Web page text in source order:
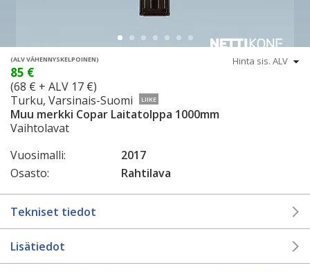
(ALV VÄHENNYSKELPOINEN)
85 €
(68 € + ALV 17 €)
Turku, Varsinais-Suomi
LIIKE
Muu merkki Copar Laitatolppa 1000mm
Vaihtolavat
Vuosimalli:
2017
Osasto:
Rahtilava
Tekniset tiedot
Lisätiedot